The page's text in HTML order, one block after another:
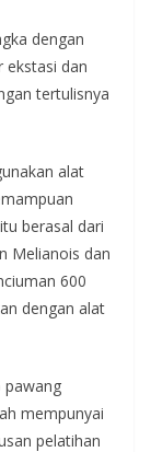
dengan
ekstasi dan
tertulisnya
alat
berasal dari
Melianois dan
600
dengan alat
pawang
mempunyai
pelatihan